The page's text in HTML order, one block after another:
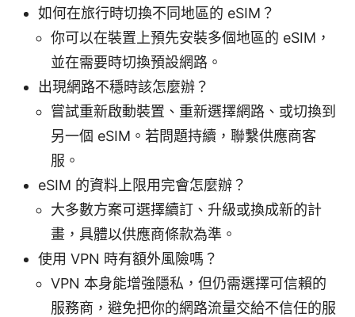
如何在旅行時切換不同地區的 eSIM？
你可以在裝置上預先安裝多個地區的 eSIM，
並在需要時切換預設網路。
出現網路不穩時該怎麼辦？
嘗試重新啟動裝置、重新選擇網路、或切換到
另一個 eSIM。若問題持續，聯繫供應商客
服。
eSIM 的資料上限用完會怎麼辦？
大多數方案可選擇續訂、升級或換成新的計
畫，具體以供應商條款為準。
使用 VPN 時有額外風險嗎？
VPN 本身能增強隱私，但仍需選擇可信賴的
服務商，避免把你的網路流量交給不信任的服